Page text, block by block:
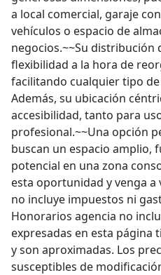
a local comercial, garaje
vehículos o espacio de
negocios.~~Su
flexibilidad a la hora de
facilitando cualquier tipo
Además, su ubicación
accesibilidad, tanto para
profesional.~~Una opción
buscan un espacio amplio,
potencial en una zona
esta oportunidad y venga a
no incluye impuestos ni
Honorarios agencia no
expresadas en esta página
y son aproximadas. Los
susceptibles de